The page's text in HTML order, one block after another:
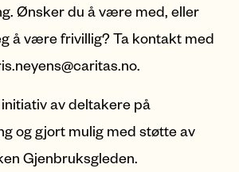
Ønsker du å være med, eller
å være frivillig? Ta kontakt med
av deltakere på
og gjort mulig med støtte av
Gjenbruksgleden.